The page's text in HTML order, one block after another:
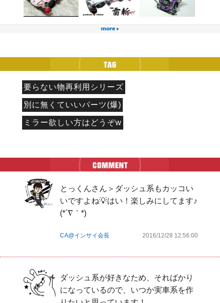
要らない物再利用シリーズ
別に無くていいパーツ(爆)
ミラー欲しい方はどうぞw
とっくんさん＞ダッシュ系もカッコい
いですよね💡はい！楽しみにしてます♪
(*´∇｀*)
CA@インサイ会長 2016/12/28 12:56:00
ダッシュ系が好きなため、そればかり
になっているので、いつか実車系を作